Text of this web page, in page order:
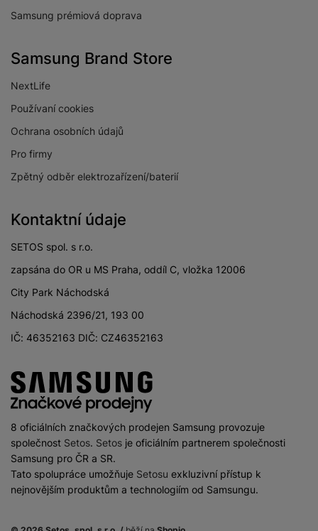
Samsung prémiová doprava
Samsung Brand Store
NextLife
Používaní cookies
Ochrana osobních údajů
Pro firmy
Zpětný odběr elektrozařízení/baterií
Kontaktní údaje
SETOS spol. s r.o.
zapsána do OR u MS Praha, oddíl C, vložka 12006
City Park Náchodská
Náchodská 2396/21, 193 00
IČ: 46352163 DIČ: CZ46352163
8 oficiálních značkových prodejen Samsung provozuje
společnost Setos. Setos je oficiálním partnerem společnosti
Samsung pro ČR a SR.
Tato spolupráce umožňuje Setosu exkluzivní přístup k
nejnovějším produktům a technologiím od Samsungu.